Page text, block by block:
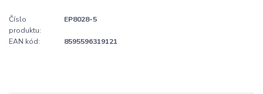
Číslo
produktu:
EP8028-5
EAN kód: 8595596319121